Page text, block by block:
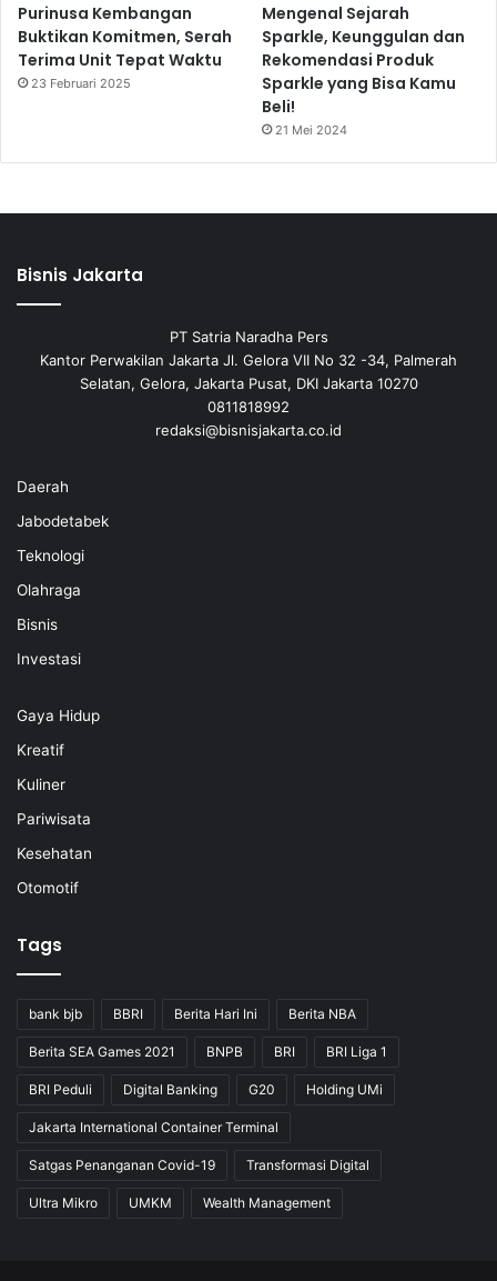
Purinusa Kembangan
Buktikan Komitmen, Serah
Terima Unit Tepat Waktu
23 Februari 2025
Mengenal Sejarah
Sparkle, Keunggulan dan
Rekomendasi Produk
Sparkle yang Bisa Kamu
Beli!
21 Mei 2024
Bisnis Jakarta
PT Satria Naradha Pers
Kantor Perwakilan Jakarta Jl. Gelora VII No 32 -34, Palmerah
Selatan, Gelora, Jakarta Pusat, DKI Jakarta 10270
0811818992
redaksi@bisnisjakarta.co.id
Daerah
Jabodetabek
Teknologi
Olahraga
Bisnis
Investasi
Gaya Hidup
Kreatif
Kuliner
Pariwisata
Kesehatan
Otomotif
Tags
bank bjb BBRI Berita Hari Ini Berita NBA
Berita SEA Games 2021 BNPB BRI BRI Liga 1
BRI Peduli Digital Banking G20 Holding UMi
Jakarta International Container Terminal
Satgas Penanganan Covid-19 Transformasi Digital
Ultra Mikro UMKM Wealth Management